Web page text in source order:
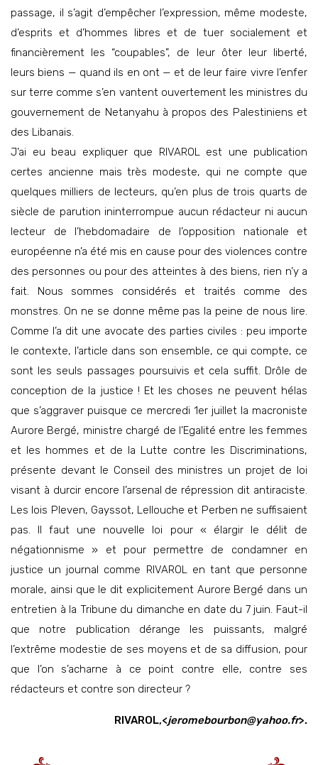
passage, il s’agit d’empêcher l’expression, même modeste,
d’esprits et d’hommes libres et de tuer socialement et
financièrement les “coupables”, de leur ôter leur liberté,
leurs biens — quand ils en ont — et de leur faire vivre l’enfer
sur terre comme s’en vantent ouvertement les ministres du
gouvernement de Netanyahu à propos des Palestiniens et
des Libanais.
J’ai eu beau expliquer que RIVAROL est une publication
certes ancienne mais très modeste, qui ne compte que
quelques milliers de lecteurs, qu’en plus de trois quarts de
siècle de parution ininterrompue aucun rédacteur ni aucun
lecteur de l’hebdomadaire de l’opposition nationale et
européenne n’a été mis en cause pour des violences contre
des personnes ou pour des atteintes à des biens, rien n’y a
fait. Nous sommes considérés et traités comme des
monstres. On ne se donne même pas la peine de nous lire.
Comme l’a dit une avocate des parties civiles : peu importe
le contexte, l’article dans son ensemble, ce qui compte, ce
sont les seuls passages poursuivis et cela suffit. Drôle de
conception de la justice ! Et les choses ne peuvent hélas
que s’aggraver puisque ce mercredi 1er juillet la macroniste
Aurore Bergé, ministre chargé de l’Egalité entre les femmes
et les hommes et de la Lutte contre les Discriminations,
présente devant le Conseil des ministres un projet de loi
visant à durcir encore l’arsenal de répression dit antiraciste.
Les lois Pleven, Gayssot, Lellouche et Perben ne suffisaient
pas. Il faut une nouvelle loi pour « élargir le délit de
négationnisme » et pour permettre de condamner en
justice un journal comme RIVAROL en tant que personne
morale, ainsi que le dit explicitement Aurore Bergé dans un
entretien à la Tribune du dimanche en date du 7 juin. Faut-il
que notre publication dérange les puissants, malgré
l’extrême modestie de ses moyens et de sa diffusion, pour
que l’on s’acharne à ce point contre elle, contre ses
rédacteurs et contre son directeur ?
RIVAROL,<jeromebourbon@yahoo.fr>.